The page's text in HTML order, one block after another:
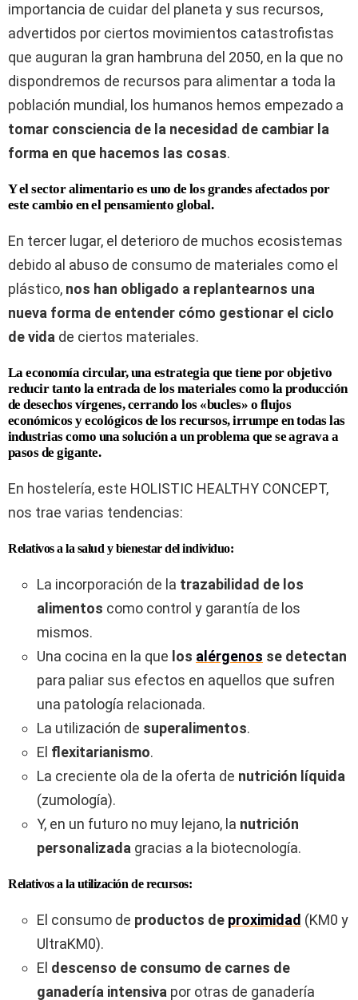
importancia de cuidar del planeta y sus recursos,
advertidos por ciertos movimientos catastrofistas
que auguran la gran hambruna del 2050, en la que no
dispondremos de recursos para alimentar a toda la
población mundial, los humanos hemos empezado a
tomar consciencia de la necesidad de cambiar la
forma en que hacemos las cosas.
Y el sector alimentario es uno de los grandes afectados por
este cambio en el pensamiento global.
En tercer lugar, el deterioro de muchos ecosistemas
debido al abuso de consumo de materiales como el
plástico, nos han obligado a replantearnos una
nueva forma de entender cómo gestionar el ciclo
de vida de ciertos materiales.
La economía circular, una estrategia que tiene por objetivo
reducir tanto la entrada de los materiales como la producción
de desechos vírgenes, cerrando los «bucles» o flujos
económicos y ecológicos de los recursos, irrumpe en todas las
industrias como una solución a un problema que se agrava a
pasos de gigante.
En hostelería, este HOLISTIC HEALTHY CONCEPT,
nos trae varias tendencias:
Relativos a la salud y bienestar del individuo:
La incorporación de la trazabilidad de los
alimentos como control y garantía de los
mismos.
Una cocina en la que los alérgenos se detectan
para paliar sus efectos en aquellos que sufren
una patología relacionada.
La utilización de superalimentos.
El flexitarianismo.
La creciente ola de la oferta de nutrición líquida
(zumología).
Y, en un futuro no muy lejano, la nutrición
personalizada gracias a la biotecnología.
Relativos a la utilización de recursos:
El consumo de productos de proximidad (KM0 y
UltraKM0).
El descenso de consumo de carnes de
ganadería intensiva por otras de ganadería